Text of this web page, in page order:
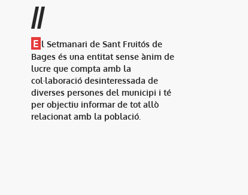
//
E l Setmanari de Sant Fruitós de
Bages és una entitat sense ànim de
lucre que compta amb la
col·laboració desinteressada de
diverses persones del municipi i té
per objectiu informar de tot allò
relacionat amb la població.